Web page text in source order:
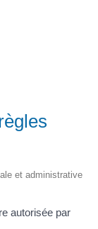
et administrative
autorisée par